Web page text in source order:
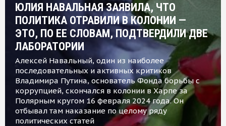
ЮЛИЯ НАВАЛЬНАЯ ЗАЯВИЛА, ЧТО
ПОЛИТИКА ОТРАВИЛИ В КОЛОНИИ —
ЭТО, ПО ЕЕ СЛОВАМ, ПОДТВЕРДИЛИ ДВЕ
ЛАБОРАТОРИИ
Алексей Навальный, один из наиболее
последовательных и активных критиков
Владимира Путина, основатель Фонда борьбы с
коррупцией, скончался в колонии в Харпе за
Полярным кругом 16 февраля 2024 года. Он
отбывал там наказание по целому ряду
политических статей